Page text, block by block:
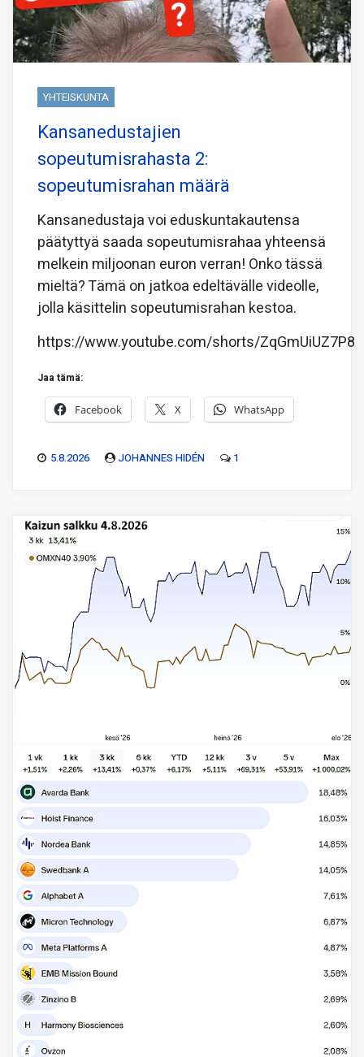
YHTEISKUNTA
Kansanedustajien
sopeutumisrahasta 2:
sopeutumisrahan määrä
Kansanedustaja voi eduskuntakautensa
päätyttyä saada sopeutumisrahaa yhteensä
melkein miljoonan euron verran! Onko tässä
mieltä? Tämä on jatkoa edeltävälle videolle,
jolla käsittelin sopeutumisrahan kestoa.
https://www.youtube.com/shorts/ZqGmUiUZ7P8
Jaa tämä:
Facebook X WhatsApp
5.8.2026 JOHANNES HIDÉN 1